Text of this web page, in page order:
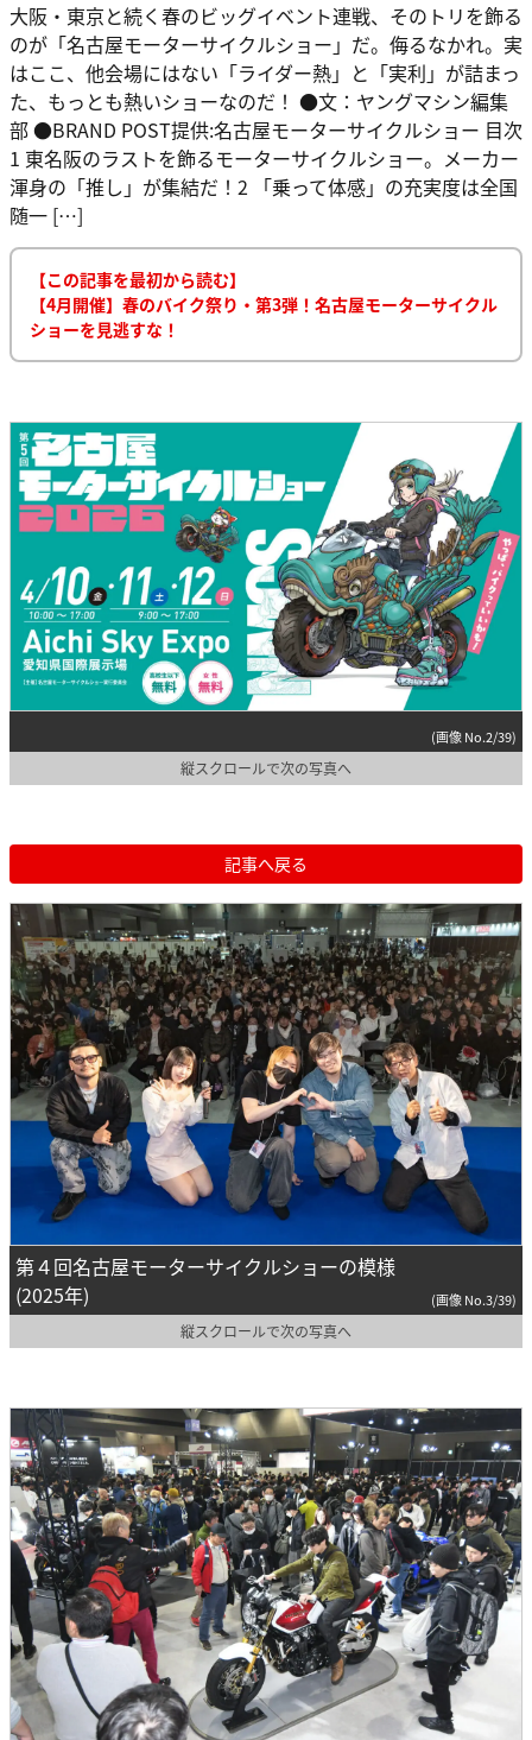
大阪・東京と続く春のビッグイベント連戦、そのトリを飾る
のが「名古屋モーターサイクルショー」だ。侮るなかれ。実
はここ、他会場にはない「ライダー熱」と「実利」が詰まっ
た、もっとも熱いショーなのだ！ ●文：ヤングマシン編集
部 ●BRAND POST提供:名古屋モーターサイクルショー 目次
1 東名阪のラストを飾るモーターサイクルショー。メーカー
渾身の「推し」が集結だ！2 「乗って体感」の充実度は全国
随一 […]
【この記事を最初から読む】
【4月開催】春のバイク祭り・第3弾！名古屋モーターサイクル
ショーを見逃すな！
(画像 No.2/39)
縦スクロールで次の写真へ
記事へ戻る
第４回名古屋モーターサイクルショーの模様
(2025年)
(画像 No.3/39)
縦スクロールで次の写真へ